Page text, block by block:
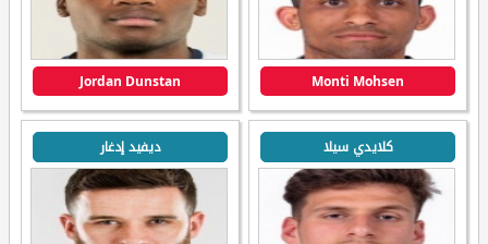
Monti Mohsen
Jordan Dunstan
كلايدي سيلا ديفيد إدغار